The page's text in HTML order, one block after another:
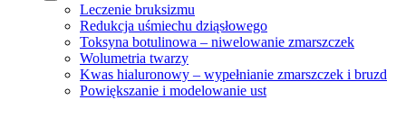
Leczenie bruksizmu
Redukcja uśmiechu dziąsłowego
Toksyna botulinowa – niwelowanie zmarszczek
Wolumetria twarzy
Kwas hialuronowy – wypełnianie zmarszczek i bruzd
Powiększanie i modelowanie ust